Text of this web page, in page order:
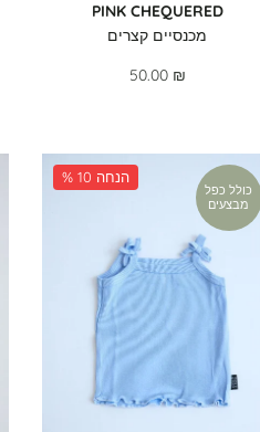
PINK CHEQUERED
מכנסיים קצרים
50.00 ₪
כולל כפל
מבצעים
% 10 הנחה